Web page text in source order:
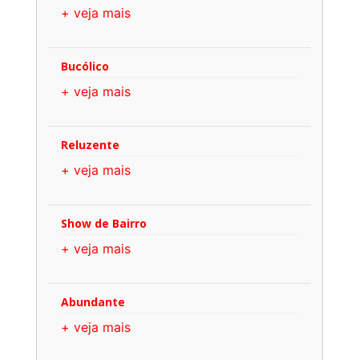
+ veja mais
Bucólico
+ veja mais
Reluzente
+ veja mais
Show de Bairro
+ veja mais
Abundante
+ veja mais